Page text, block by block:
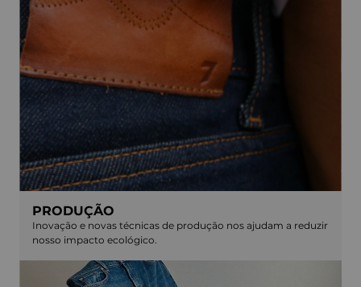
PRODUÇÃO
Inovação e novas técnicas de produção nos ajudam a reduzir
nosso impacto ecológico.